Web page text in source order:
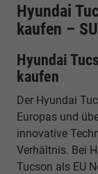
Hyundai
kaufen –
Hyundai
kaufen
Der Hyundai
Europas und
innovative
Verhältnis. Bei
Tucson als EU